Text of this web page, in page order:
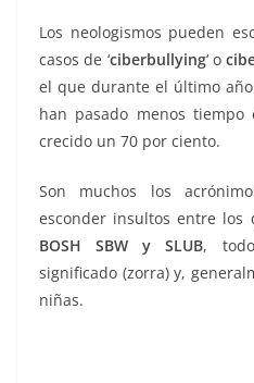
Los neologismos pueden
casos de ‘ciberbullying‘ o
el que durante el último
han pasado menos
crecido un 70 por ciento.
Son muchos los
esconder insultos entre los
BOSH SBW y SLUB,
significado (zorra) y,
niñas.